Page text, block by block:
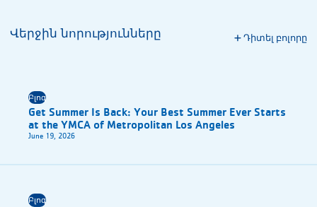
Վերջին նորությունները Դիտել բոլորը
Բլոգ
Get Summer Is Back: Your Best Summer Ever Starts
at the YMCA of Metropolitan Los Angeles
June 19, 2026
Բլոգ